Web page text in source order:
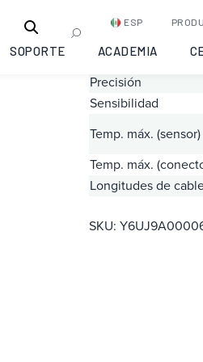
ESP
SOPORTE ACADEMIA
Sensor
Rango
Precisión
Sensibilidad
Temp. máx. (sensor)
Temp. máx.
Longitudes de
SKU: